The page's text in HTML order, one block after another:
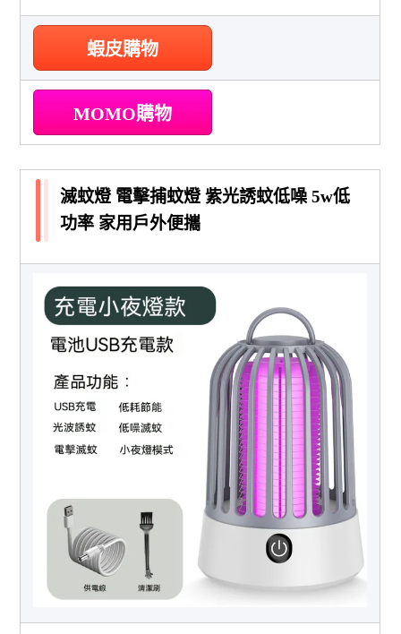
蝦皮購物
MOMO購物
滅蚊燈 電擊捕蚊燈 紫光誘蚊低噪 5w低
功率 家用戶外便攜